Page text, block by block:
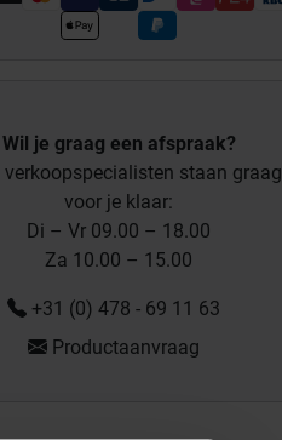
Wil je graag een afspraak?
verkoopspecialisten staan graag
voor je klaar:
Di – Vr 09.00 – 18.00
Za 10.00 – 15.00
+31 (0) 478 - 69 11 63
Productaanvraag